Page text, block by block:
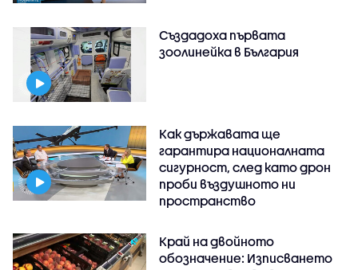
Създадоха първата
зоолинейка в България
Как държавата ще
гарантира националната
сигурност, след като дрон
проби въздушното ни
пространство
Край на двойното
обозначение: Изписването